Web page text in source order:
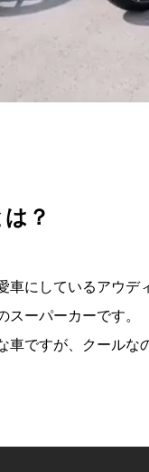
？
にしているアウデ
スーパーカーです。
ですが、クールな